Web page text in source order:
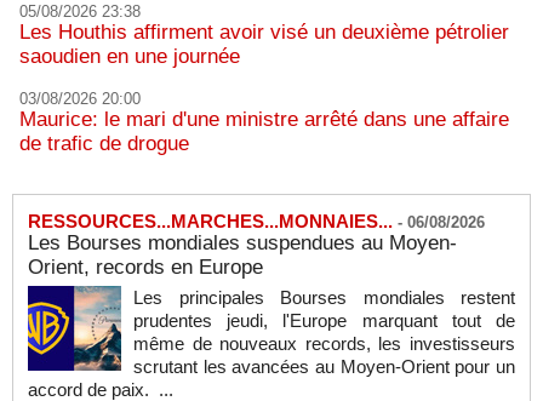
05/08/2026 23:38
Les Houthis affirment avoir visé un deuxième pétrolier
saoudien en une journée
03/08/2026 20:00
Maurice: le mari d'une ministre arrêté dans une affaire
de trafic de drogue
RESSOURCES...MARCHES...MONNAIES... - 06/08/2026
Les Bourses mondiales suspendues au Moyen-
Orient, records en Europe
Les principales Bourses mondiales restent
prudentes jeudi, l'Europe marquant tout de
même de nouveaux records, les investisseurs
scrutant les avancées au Moyen-Orient pour un
accord de paix. ...